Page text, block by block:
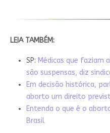
LEIA TAMBÉM:
SP: Médicas que faziam
são suspensas, diz
Em decisão histórica,
aborto um direito
Entenda o que é o
Brasil